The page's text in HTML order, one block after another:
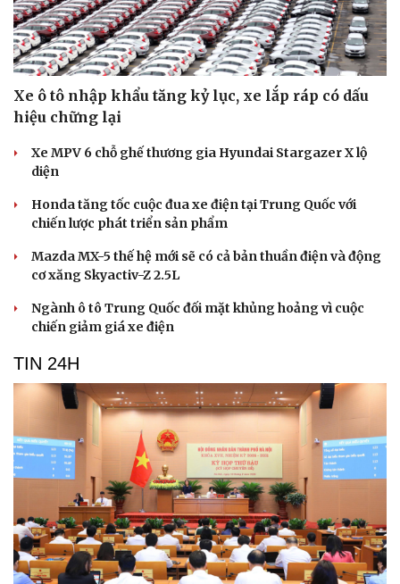
Xe ô tô nhập khẩu tăng kỷ lục, xe lắp ráp có dấu
hiệu chững lại
Xe MPV 6 chỗ ghế thương gia Hyundai Stargazer X lộ
diện
Honda tăng tốc cuộc đua xe điện tại Trung Quốc với
chiến lược phát triển sản phẩm
Mazda MX-5 thế hệ mới sẽ có cả bản thuần điện và động
cơ xăng Skyactiv-Z 2.5L
Ngành ô tô Trung Quốc đối mặt khủng hoảng vì cuộc
chiến giảm giá xe điện
TIN 24H